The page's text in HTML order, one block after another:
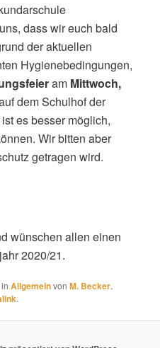
dass wir euch bald
der aktuellen
Hygienebedingungen,
am Mittwoch,
dem Schulhof der
es besser möglich,
Wir bitten aber
getragen wird.
wünschen allen einen
2020/21.
inAllgemeinvonM. Becker.
.